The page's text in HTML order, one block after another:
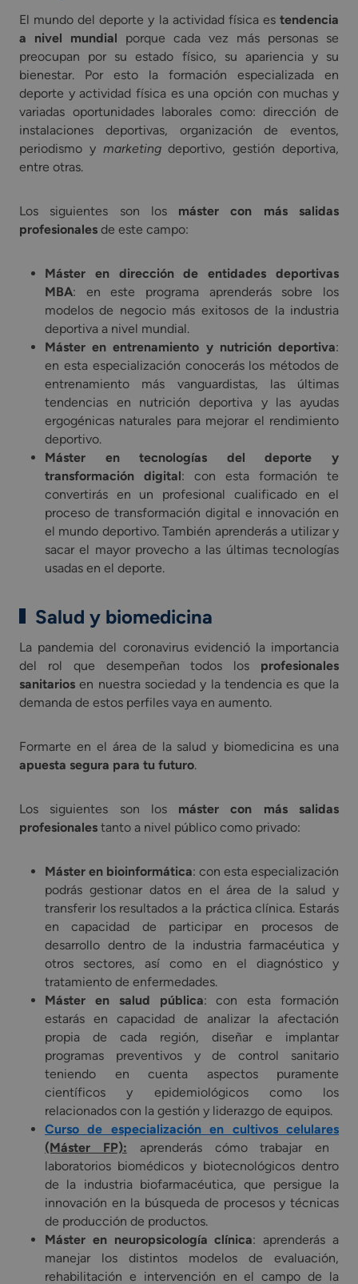
El mundo del deporte y la actividad física es tendencia
a nivel mundial porque cada vez más personas se
preocupan por su estado físico, su apariencia y su
bienestar. Por esto la formación especializada en
deporte y actividad física es una opción con muchas y
variadas oportunidades laborales como: dirección de
instalaciones deportivas, organización de eventos,
periodismo y marketingdeportivo, gestión deportiva,
entre otras.
Los siguientes son los máster con más salidas
profesionales de este campo:
Máster en dirección de entidades deportivas
MBA: en este programa aprenderás sobre los
modelos de negocio más exitosos de la industria
deportiva a nivel mundial.
Máster en entrenamiento y nutrición deportiva:
en esta especialización conocerás los métodos de
entrenamiento más vanguardistas, las últimas
tendencias en nutrición deportiva y las ayudas
ergogénicas naturales para mejorar el rendimiento
deportivo.
Máster en tecnologías del deporte y
transformación digital: con esta formación te
convertirás en un profesional cualificado en el
proceso de transformación digital e innovación en
el mundo deportivo. También aprenderás a utilizar y
sacar el mayor provecho a las últimas tecnologías
usadas en el deporte.
Salud y biomedicina
La pandemia del coronavirus evidenció la importancia
del rol que desempeñan todos los profesionales
sanitarios en nuestra sociedad y la tendencia es que la
demanda de estos perfiles vaya en aumento.
Formarte en el área de la salud y biomedicina es una
apuesta segura para tu futuro.
Los siguientes son los máster con más salidas
profesionales tanto a nivel público como privado:
Máster en bioinformática: con esta especialización
podrás gestionar datos en el área de la salud y
transferir los resultados a la práctica clínica. Estarás
en capacidad de participar en procesos de
desarrollo dentro de la industria farmacéutica y
otros sectores, así como en el diagnóstico y
tratamiento de enfermedades.
Máster en salud pública: con esta formación
estarás en capacidad de analizar la afectación
propia de cada región, diseñar e implantar
programas preventivos y de control sanitario
teniendo en cuenta aspectos puramente
científicos y epidemiológicos como los
relacionados con la gestión y liderazgo de equipos.
Curso de especialización en cultivos celulares
(Máster FP): aprenderás cómo trabajar en
laboratorios biomédicos y biotecnológicos dentro
de la industria biofarmacéutica, que persigue la
innovación en la búsqueda de procesos y técnicas
de producción de productos.
Máster en neuropsicología clínica: aprenderás a
manejar los distintos modelos de evaluación,
rehabilitación e intervención en el campo de la